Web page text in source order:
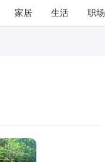
家居 生活 职场